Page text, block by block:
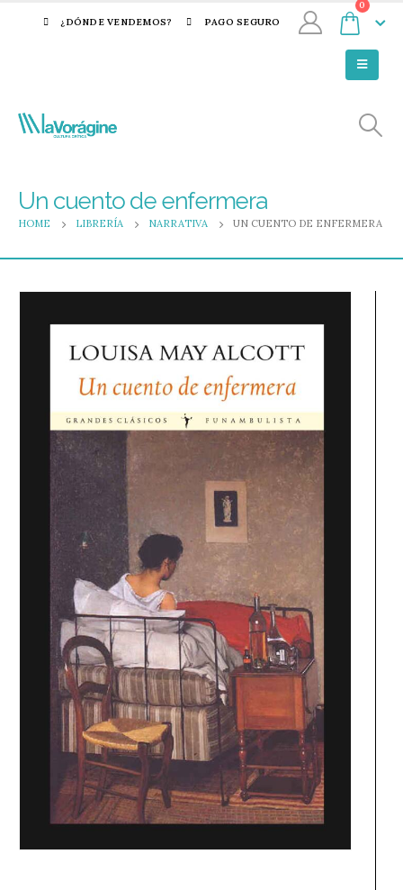
¿DÓNDE VENDEMOS? PAGO SEGURO
0
Un cuento de enfermera
HOME LIBRERÍA NARRATIVA UN CUENTO DE ENFERMERA